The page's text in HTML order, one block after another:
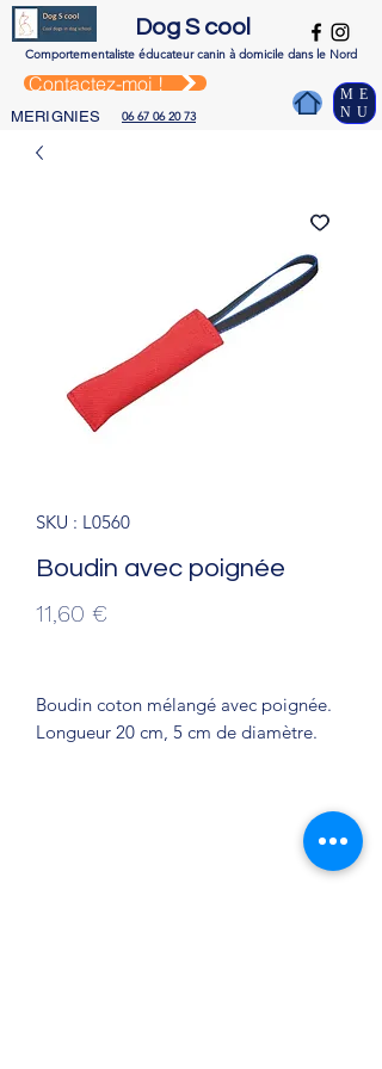
06 67 06 20 73
Dog S cool
Comportementaliste éducateur canin à domicile dans le Nord
Contactez-moi !
MERIGNIES
ME
NU
SKU : L0560
Boudin avec poignée
11,60 €
Boudin coton mélangé avec poignée.
Longueur 20 cm, 5 cm de diamètre.